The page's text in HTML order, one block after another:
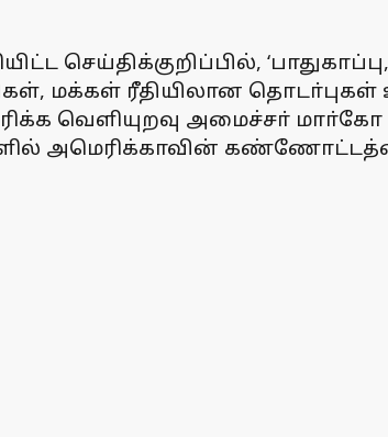
செய்திக்குறிப்பில்,
மக்கள் ரீதியிலான
வெளியுறவு அமைச்சா் மாா்கோ
அமெரிக்காவின்